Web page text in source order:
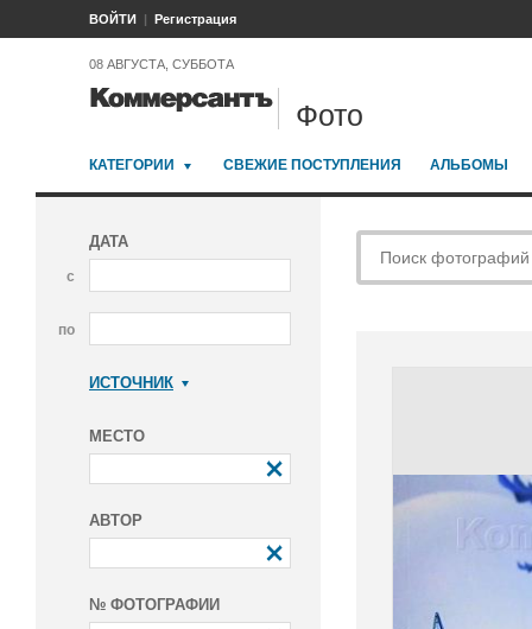
ВОЙТИ Регистрация
08 АВГУСТА, СУББОТА
Фото
КАТЕГОРИИ СВЕЖИЕ ПОСТУПЛЕНИЯ АЛЬБОМЫ
ДАТА
с
по
ИСТОЧНИК
МЕСТО
АВТОР
№ ФОТОГРАФИИ